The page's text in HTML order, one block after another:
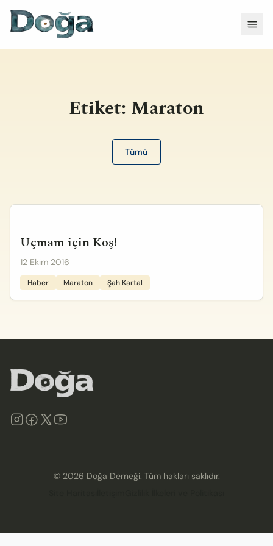
Etiket: Maraton
Tümü
Uçmam için Koş!
12 Ekim 2016
Haber Maraton Şah Kartal
© 2026 Doğa Derneği. Tüm hakları saklıdır.